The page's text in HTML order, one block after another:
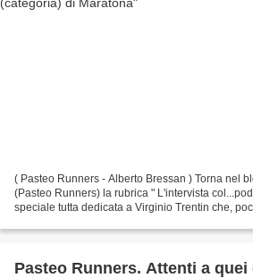
( Pasteo Runners - Alberto Bressan ) Torna nel
(Pasteo Runners) la rubrica " L'intervista
speciale tutta dedicata a Virginio Trentin che,
Pasteo Runners. Attenti a quei